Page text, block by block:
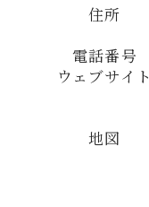
住所
電話番号
ウェブサイト
地図